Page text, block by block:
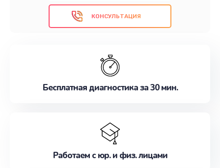
КОНСУЛЬТАЦИЯ
Бесплатная диагностика за 30 мин.
Работаем с юр. и физ. лицами